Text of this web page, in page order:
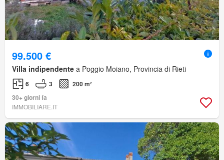
99.500 €
Villa indipendente a Poggio Moiano, Provincia di Rieti
6 3
200 m²
30+ giorni fa
IMMOBILIARE.IT